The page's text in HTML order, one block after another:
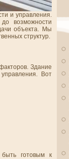
и управления.
возможности
объекта. Мы
структур.
Здание
Вот
готовым к